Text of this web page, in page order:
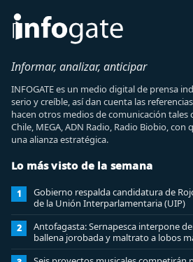
Informar, analizar, anticipar
INFOGATE es un medio digital de prensa
serio y creíble, así dan cuenta las
hacen otros medios de comunicación tales
Chile, MEGA, ADN Radio, Radio Biobio,
una alianza estratégica.
Lo más visto de la semana
1
Gobierno respalda candidatura de
de la Unión Interparlamentaria (UIP)
2
Antofagasta: Sernapesca interpone
ballena jorobada y maltrato a lobos